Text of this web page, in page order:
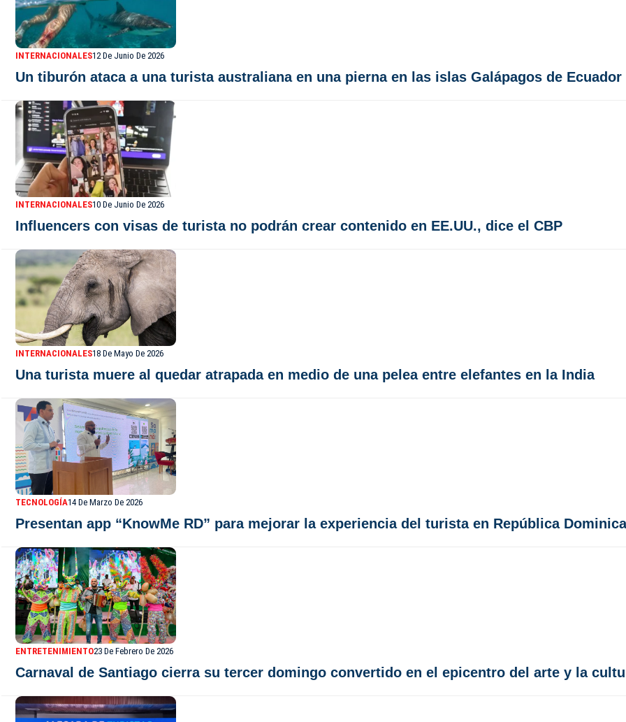
INTERNACIONALES12 De Junio De 2026
Un tiburón ataca a una turista australiana en una pierna en las islas Galápagos de Ecuador
INTERNACIONALES10 De Junio De 2026
Influencers con visas de turista no podrán crear contenido en EE.UU., dice el CBP
INTERNACIONALES18 De Mayo De 2026
Una turista muere al quedar atrapada en medio de una pelea entre elefantes en la India
TECNOLOGÍA14 De Marzo De 2026
Presentan app “KnowMe RD” para mejorar la experiencia del turista en República
ENTRETENIMIENTO23 De Febrero De 2026
Carnaval de Santiago cierra su tercer domingo convertido en el epicentro del arte y la